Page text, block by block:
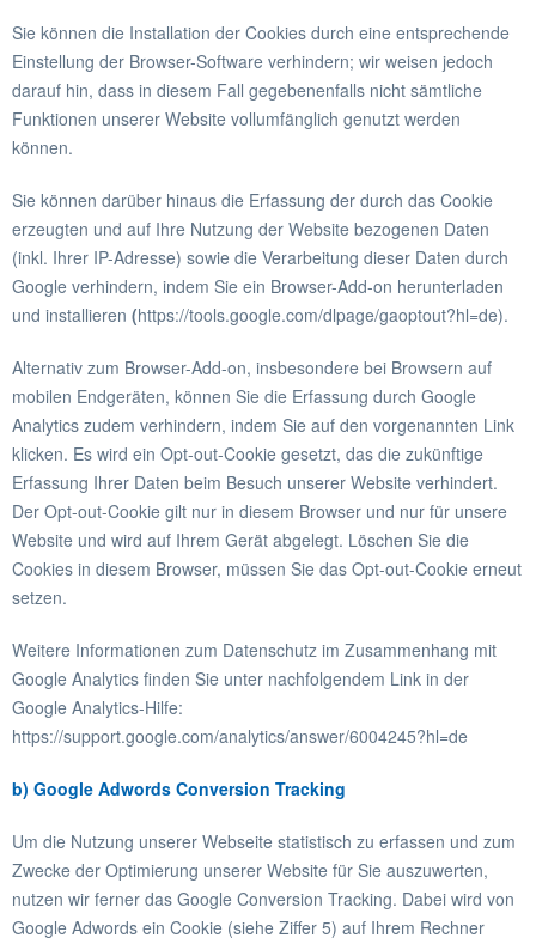
Sie können die Installation der Cookies durch eine entsprechende
Einstellung der Browser-Software verhindern; wir weisen jedoch
darauf hin, dass in diesem Fall gegebenenfalls nicht sämtliche
Funktionen unserer Website vollumfänglich genutzt werden
können.
Sie können darüber hinaus die Erfassung der durch das Cookie
erzeugten und auf Ihre Nutzung der Website bezogenen Daten
(inkl. Ihrer IP-Adresse) sowie die Verarbeitung dieser Daten durch
Google verhindern, indem Sie ein Browser-Add-on herunterladen
und installieren (https://tools.google.com/dlpage/gaoptout?hl=de).
Alternativ zum Browser-Add-on, insbesondere bei Browsern auf
mobilen Endgeräten, können Sie die Erfassung durch Google
Analytics zudem verhindern, indem Sie auf den vorgenannten Link
klicken. Es wird ein Opt-out-Cookie gesetzt, das die zukünftige
Erfassung Ihrer Daten beim Besuch unserer Website verhindert.
Der Opt-out-Cookie gilt nur in diesem Browser und nur für unsere
Website und wird auf Ihrem Gerät abgelegt. Löschen Sie die
Cookies in diesem Browser, müssen Sie das Opt-out-Cookie erneut
setzen.
Weitere Informationen zum Datenschutz im Zusammenhang mit
Google Analytics finden Sie unter nachfolgendem Link in der
Google Analytics-Hilfe:
https://support.google.com/analytics/answer/6004245?hl=de
b) Google Adwords Conversion Tracking
Um die Nutzung unserer Webseite statistisch zu erfassen und zum
Zwecke der Optimierung unserer Website für Sie auszuwerten,
nutzen wir ferner das Google Conversion Tracking. Dabei wird von
Google Adwords ein Cookie (siehe Ziffer 5) auf Ihrem Rechner